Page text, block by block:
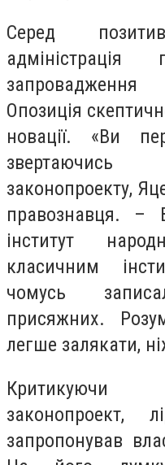
Серед
адміністрація
Опозиція
новації. «Ви
законопроекту,
правознавця. –
інститут
класичним
чомусь
присяжних.
легше залякати,
Критикуючи
законопроект, л
запропонував